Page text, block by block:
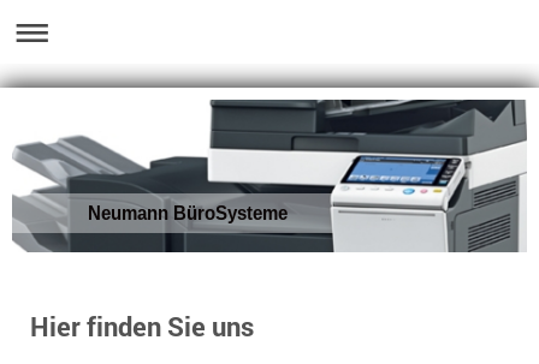
Neumann BüroSysteme
Hier finden Sie uns